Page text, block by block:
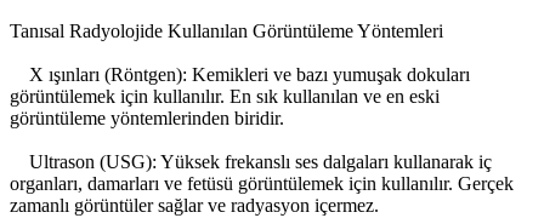
Tanısal Radyolojide Kullanılan Görüntüleme Yöntemleri
X ışınları (Röntgen): Kemikleri ve bazı yumuşak dokuları
görüntülemek için kullanılır. En sık kullanılan ve en eski
görüntüleme yöntemlerinden biridir.
Ultrason (USG): Yüksek frekanslı ses dalgaları kullanarak iç
organları, damarları ve fetüsü görüntülemek için kullanılır. Gerçek
zamanlı görüntüler sağlar ve radyasyon içermez.